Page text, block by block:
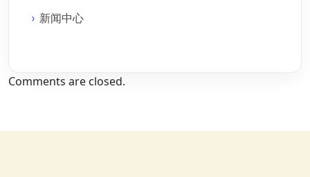
新闻中心
Comments are closed.